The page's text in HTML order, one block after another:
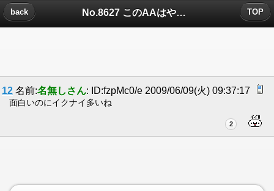
No.8627 このAAはやらせようぜｗｗｗｗｗｗｗｗｗｗｗｗｗについたコメント
back TOP
12 名前:名無しさん: ID:fzpMc0/e 2009/06/09(火) 09:37:17
面白いのにイクナイ多いね
2